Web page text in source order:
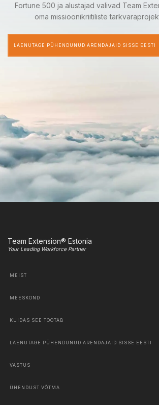
Fortune 500 ja alustajad valivad Team
oma missioonikriitiliste
LAENUTAGE PÜHENDUNUD ARENDAJAID SISSE EESTI
Team Extension® Estonia
Your Leading Workforce Partner
MEIST
MEESKOND
KUIDAS SEE TÖÖTAB
LAENUTAGE PÜHENDUNUD ARENDAJAID SISSE EESTI
VASTUS
ÜHENDUST VÕTMA